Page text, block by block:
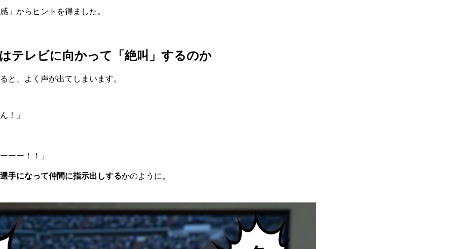
」からヒントを得ました。
テレビに向かって「絶叫」するのか
と、よく声が出てしまいます。
！」
ーー！！」
手になって仲間に指示出しするかのように。